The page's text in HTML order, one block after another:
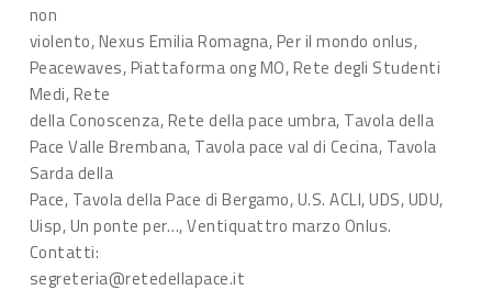
non
violento, Nexus Emilia Romagna, Per il mondo onlus,
Peacewaves, Piattaforma ong MO, Rete degli Studenti
Medi, Rete
della Conoscenza, Rete della pace umbra, Tavola della
Pace Valle Brembana, Tavola pace val di Cecina, Tavola
Sarda della
Pace, Tavola della Pace di Bergamo, U.S. ACLI, UDS, UDU,
Uisp, Un ponte per…, Ventiquattro marzo Onlus.
Contatti:
segreteria@retedellapace.it